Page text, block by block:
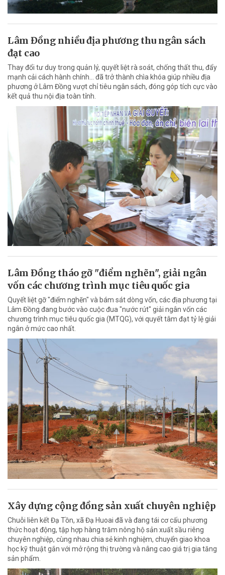
Lâm Đồng nhiều địa phương thu ngân sách
đạt cao
Thay đổi tư duy trong quản lý, quyết liệt rà soát, chống thất thu, đẩy
mạnh cải cách hành chính... đã trở thành chìa khóa giúp nhiều địa
phương ở Lâm Đồng vượt chỉ tiêu ngân sách, đóng góp tích cực vào
kết quả thu nội địa toàn tỉnh.
Lâm Đồng tháo gỡ "điểm nghẽn", giải ngân
vốn các chương trình mục tiêu quốc gia
Quyết liệt gỡ "điểm nghẽn" và bám sát dòng vốn, các địa phương tại
Lâm Đồng đang bước vào cuộc đua "nước rút" giải ngân vốn các
chương trình mục tiêu quốc gia (MTQG), với quyết tâm đạt tỷ lệ giải
ngân ở mức cao nhất.
Xây dựng cộng đồng sản xuất chuyên nghiệp
Chuỗi liên kết Đạ Tồn, xã Đạ Huoai đã và đang tái cơ cấu phương
thức hoạt động, tập hợp hàng trăm nông hộ sản xuất sầu riêng
chuyên nghiệp, cùng nhau chia sẻ kinh nghiệm, chuyển giao khoa
học kỹ thuật gắn với mở rộng thị trường và nâng cao giá trị gia tăng
sản phẩm.